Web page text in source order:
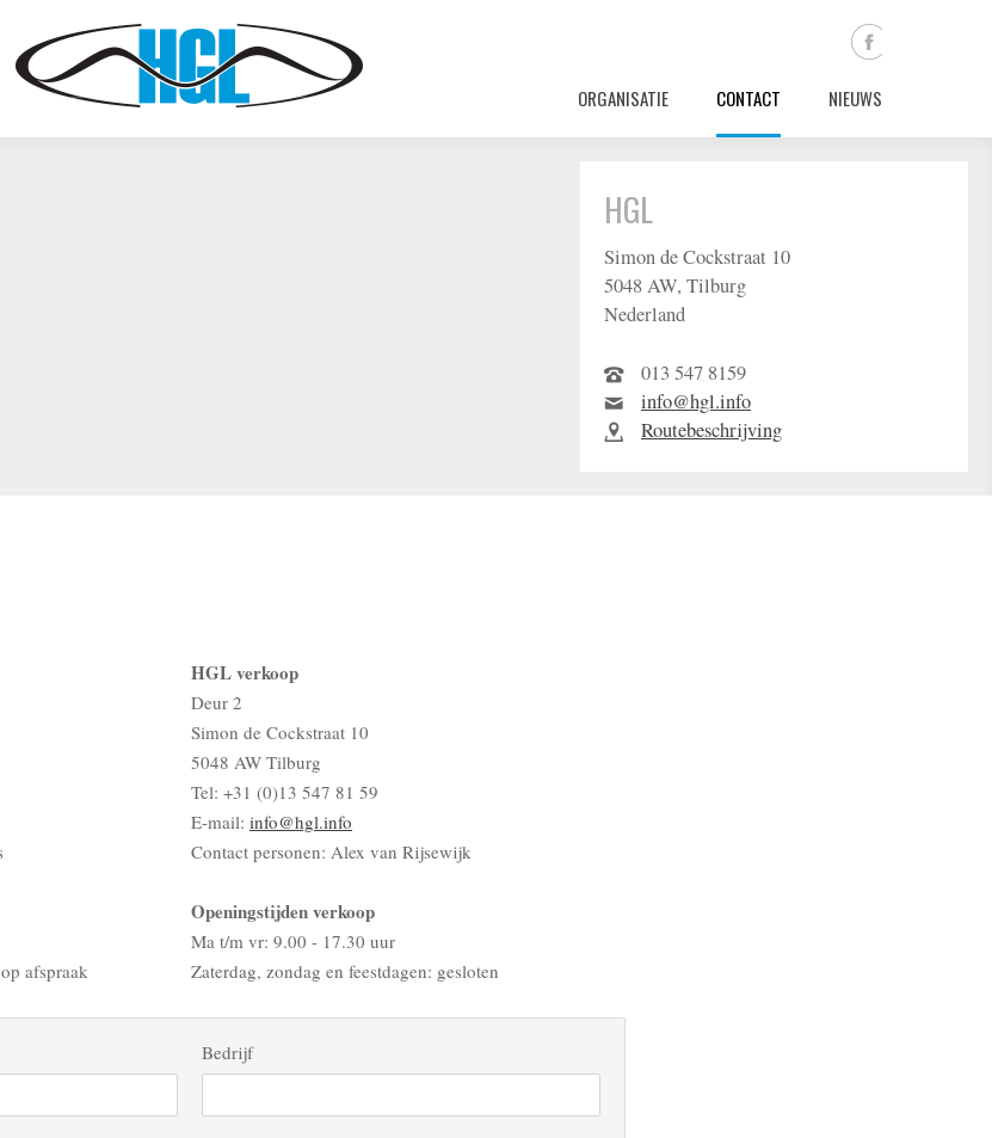
ORGANISATIE CONTACT NIEUWS
HGL
Simon de Cockstraat 10
5048 AW, Tilburg
Nederland
013 547 8159
info@hgl.info
Routebeschrijving
afspraak
HGL verkoop
Deur 2
Simon de Cockstraat 10
5048 AW Tilburg
Tel: +31 (0)13 547 81 59
E-mail: info@hgl.info
Contact personen: Alex van Rijsewijk
Openingstijden verkoop
Ma t/m vr: 9.00 - 17.30 uur
Zaterdag, zondag en feestdagen: gesloten
Bedrijf